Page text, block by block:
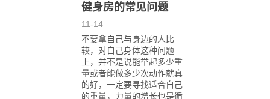
健身房的常见问题
11-14
不要拿自己与身边的人比
较，对自己身体这种问题
上，并不是说能举起多少重
量或者能做多少次动作就真
的好，一定要寻找适合自己
的重量，力量的增长也是循